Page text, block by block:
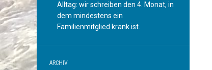
Alltag: wir schreiben den 4. Monat, in
dem mindestens ein
Familienmitglied krank ist.
ARCHIV